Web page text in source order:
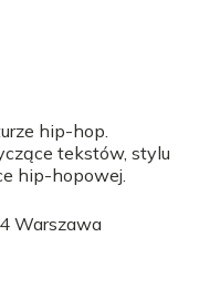
hip-hop.
tekstów, stylu
hip-hopowej.
Warszawa